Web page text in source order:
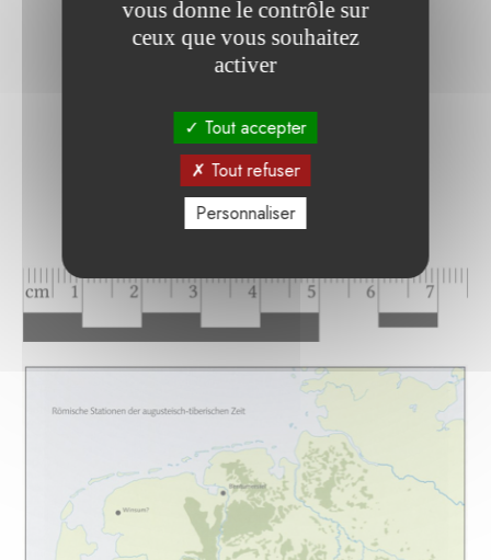
vous donne le contrôle sur
ceux que vous souhaitez
activer
Tout accepter
Tout refuser
Personnaliser